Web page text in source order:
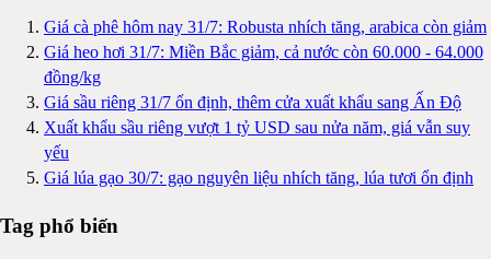
Giá cà phê hôm nay 31/7: Robusta nhích tăng, arabica còn giảm
Giá heo hơi 31/7: Miền Bắc giảm, cả nước còn 60.000 - 64.000
đồng/kg
Giá sầu riêng 31/7 ổn định, thêm cửa xuất khẩu sang Ấn Độ
Xuất khẩu sầu riêng vượt 1 tỷ USD sau nửa năm, giá vẫn suy
yếu
Giá lúa gạo 30/7: gạo nguyên liệu nhích tăng, lúa tươi ổn định
Tag phổ biến